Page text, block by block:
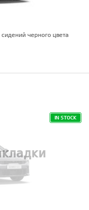
черного цвета
IN STOCK